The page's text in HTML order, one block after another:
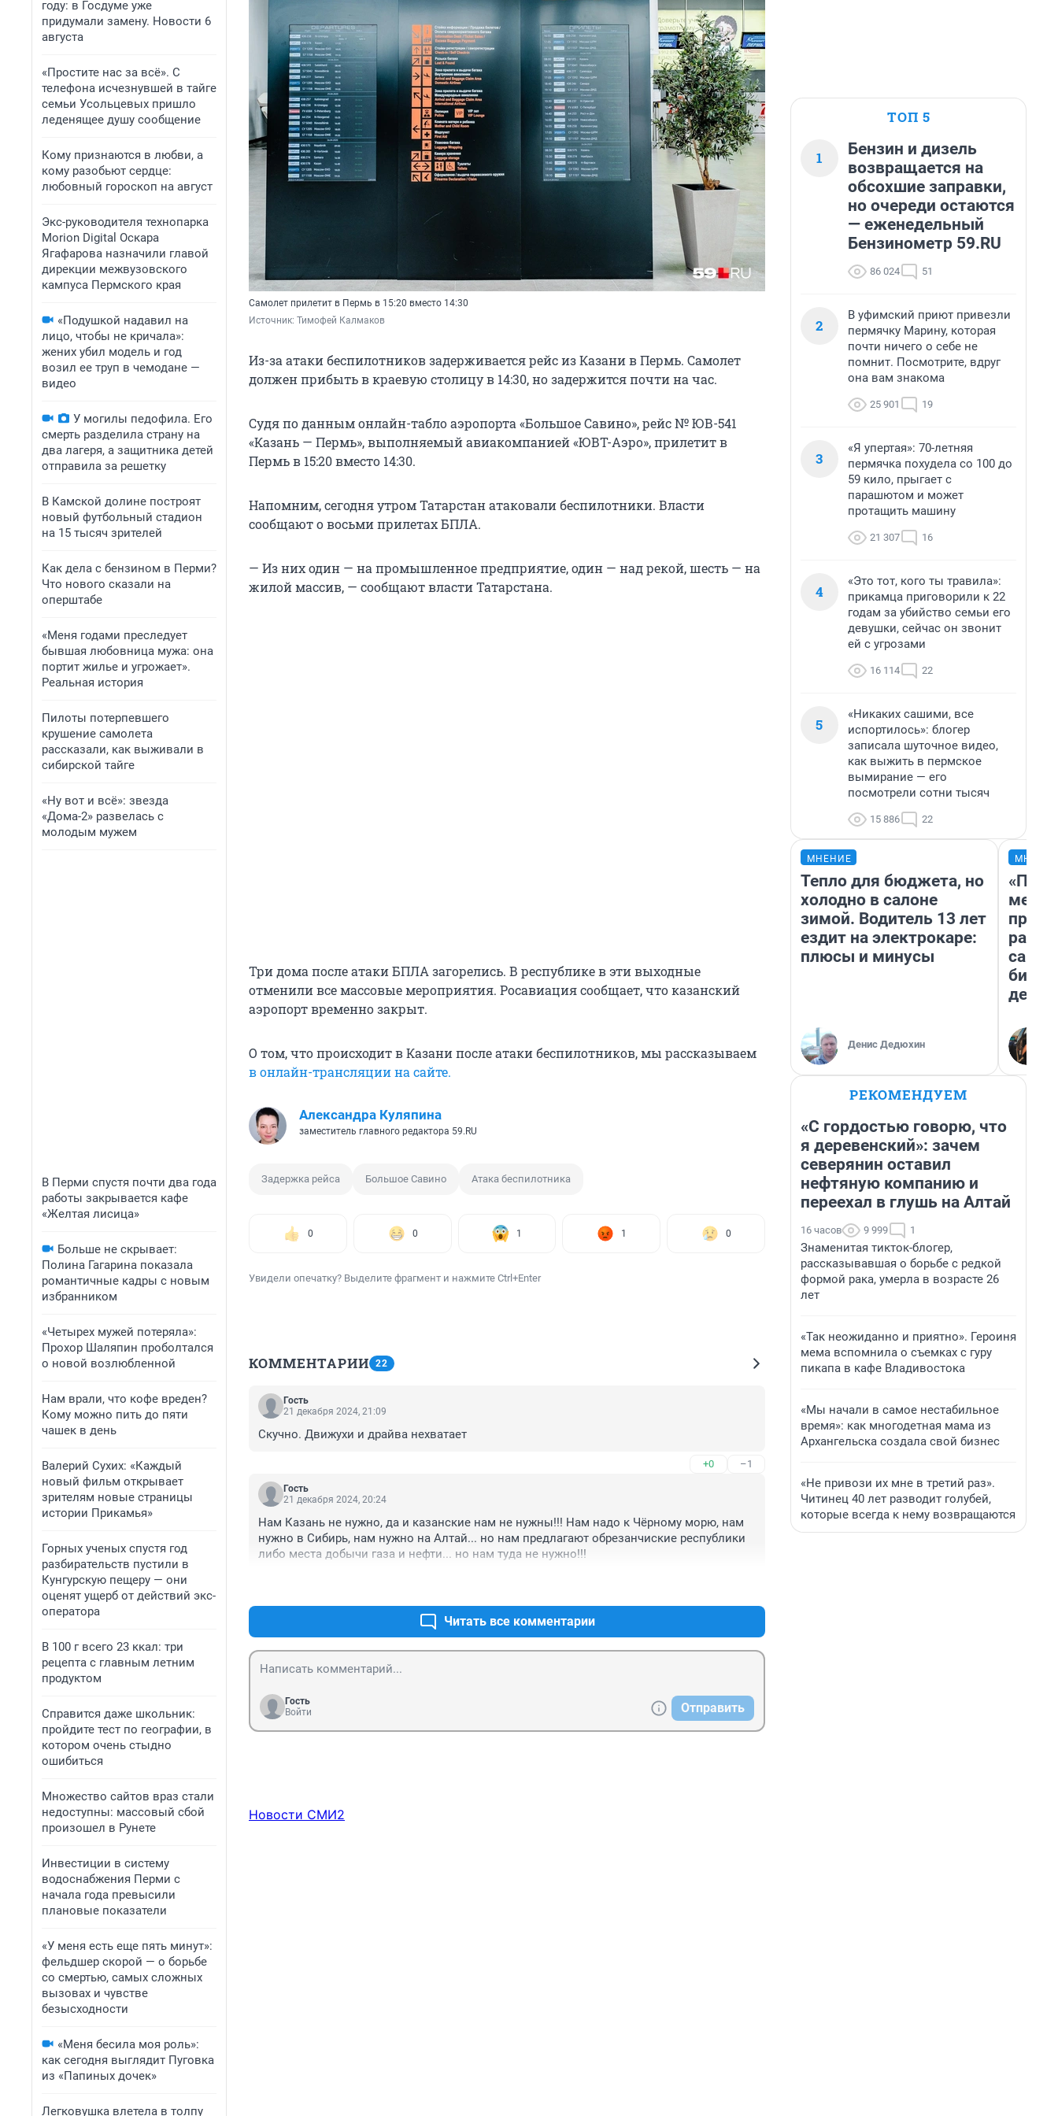
году: в Госдуме уже
придумали замену. Новости 6
августа
«Простите нас за всё». С
телефона исчезнувшей в тайге
семьи Усольцевых пришло
леденящее душу сообщение
Кому признаются в любви, а
кому разобьют сердце:
любовный гороскоп на август
Экс-руководителя технопарка
Morion Digital Оскара
Ягафарова назначили главой
дирекции межвузовского
кампуса Пермского края
«Подушкой надавил на
лицо, чтобы не кричала»:
жених убил модель и год
возил ее труп в чемодане —
видео
У могилы педофила. Его
смерть разделила страну на
два лагеря, а защитника детей
отправила за решетку
В Камской долине построят
новый футбольный стадион
на 15 тысяч зрителей
Как дела с бензином в Перми?
Что нового сказали на
оперштабе
«Меня годами преследует
бывшая любовница мужа: она
портит жилье и угрожает».
Реальная история
Пилоты потерпевшего
крушение самолета
рассказали, как выживали в
сибирской тайге
«Ну вот и всё»: звезда
«Дома-2» развелась с
молодым мужем
В Перми спустя почти два года
работы закрывается кафе
«Желтая лисица»
Больше не скрывает:
Полина Гагарина показала
романтичные кадры с новым
избранником
«Четырех мужей потеряла»:
Прохор Шаляпин проболтался
о новой возлюбленной
Нам врали, что кофе вреден?
Кому можно пить до пяти
чашек в день
Валерий Сухих: «Каждый
новый фильм открывает
зрителям новые страницы
истории Прикамья»
Горных ученых спустя год
разбирательств пустили в
Кунгурскую пещеру — они
оценят ущерб от действий экс-
оператора
В 100 г всего 23 ккал: три
рецепта с главным летним
продуктом
Справится даже школьник:
пройдите тест по географии, в
котором очень стыдно
ошибиться
Множество сайтов враз стали
недоступны: массовый сбой
произошел в Рунете
Инвестиции в систему
водоснабжения Перми с
начала года превысили
плановые показатели
«У меня есть еще пять минут»:
фельдшер скорой — о борьбе
со смертью, самых сложных
вызовах и чувстве
безысходности
«Меня бесила моя роль»:
как сегодня выглядит Пуговка
из «Папиных дочек»
Легковушка влетела в толпу
Самолет прилетит в Пермь в 15:20 вместо 14:30
Источник: Тимофей Калмаков
Из-за атаки беспилотников задерживается рейс из Казани в Пермь. Самолет
должен прибыть в краевую столицу в 14:30, но задержится почти на час.
Судя по данным онлайн-табло аэропорта «Большое Савино», рейс № ЮВ-541
«Казань — Пермь», выполняемый авиакомпанией «ЮВТ-Аэро», прилетит в
Пермь в 15:20 вместо 14:30.
Напомним, сегодня утром Татарстан атаковали беспилотники. Власти
сообщают о восьми прилетах БПЛА.
— Из них один — на промышленное предприятие, один — над рекой, шесть — на
жилой массив, — сообщают власти Татарстана.
Три дома после атаки БПЛА загорелись. В республике в эти выходные
отменили все массовые мероприятия. Росавиация сообщает, что казанский
аэропорт временно закрыт.
О том, что происходит в Казани после атаки беспилотников, мы рассказываем
в онлайн-трансляции на сайте.
Александра Куляпина
заместитель главного редактора 59.RU
Задержка рейса Большое Савино Атака беспилотника
0 0 1 1 0
Увидели опечатку? Выделите фрагмент и нажмите Ctrl+Enter
КОММЕНТАРИИ 22
Гость
21 декабря 2024, 21:09
Скучно. Движухи и драйва нехватает
+0 –1
Гость
21 декабря 2024, 20:24
Нам Казань не нужно, да и казанские нам не нужны!!! Нам надо к Чёрному морю, нам
нужно в Сибирь, нам нужно на Алтай... но нам предлагают обрезанчиские республики
либо места добычи газа и нефти... но нам туда не нужно!!!
Читать все комментарии
Гость
Войти
Отправить
Новости СМИ2
ТОП 5
1
Бензин и дизель
возвращается на
обсохшие заправки,
но очереди остаются
— еженедельный
Бензинометр 59.RU
86 024 51
2
В уфимский приют привезли
пермячку Марину, которая
почти ничего о себе не
помнит. Посмотрите, вдруг
она вам знакома
25 901 19
3
«Я упертая»: 70-летняя
пермячка похудела со 100 до
59 кило, прыгает с
парашютом и может
протащить машину
21 307 16
4
«Это тот, кого ты травила»:
прикамца приговорили к 22
годам за убийство семьи его
девушки, сейчас он звонит
ей с угрозами
16 114 22
5
«Никаких сашими, все
испортилось»: блогер
записала шуточное видео,
как выжить в пермское
вымирание — его
посмотрели сотни тысяч
15 886 22
МНЕНИЕ
Тепло для бюджета, но
холодно в салоне
зимой. Водитель 13 лет
ездит на электрокаре:
плюсы и минусы
Денис Дедюхин
РЕКОМЕНДУЕМ
«С гордостью говорю, что
я деревенский»: зачем
северянин оставил
нефтяную компанию и
переехал в глушь на Алтай
16 часов 9 999 1
Знаменитая тикток-блогер,
рассказывавшая о борьбе с редкой
формой рака, умерла в возрасте 26
лет
«Так неожиданно и приятно». Героиня
мема вспомнила о съемках с гуру
пикапа в кафе Владивостока
«Мы начали в самое нестабильное
время»: как многодетная мама из
Архангельска создала свой бизнес
«Не привози их мне в третий раз».
Читинец 40 лет разводит голубей,
которые всегда к нему возвращаются